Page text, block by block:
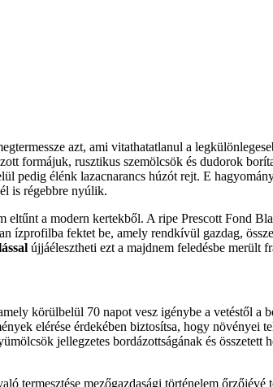
azt, ami vitathatatlanul a
formájuk, rusztikus szemölcsök és dudorok
pedig élénk lazacnarancs húzót rejt. E
is régebbre nyúlik.
a modern kertekből. A ripe Prescott Fond
ízprofilba fektet be, amely rendkívül gazdag,
újjáélesztheti ezt a majdnem feledésbe merült
körülbelül 70 napot vesz igénybe a vetéstől a
elérése érdekében biztosítsa, hogy növényei
jellegzetes bordázottságának és
termesztése mezőgazdasági történelem